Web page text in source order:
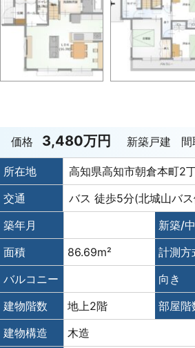
価格 3,480万円 新築戸建 間
所在地
高知県高知市朝倉本町2
交通
バス 徒歩5分(北城山バ
築年月
新築/
面積
86.69m²
計測方
バルコニー
向き
建物階数
地上2階
部屋階
建物構造
木造